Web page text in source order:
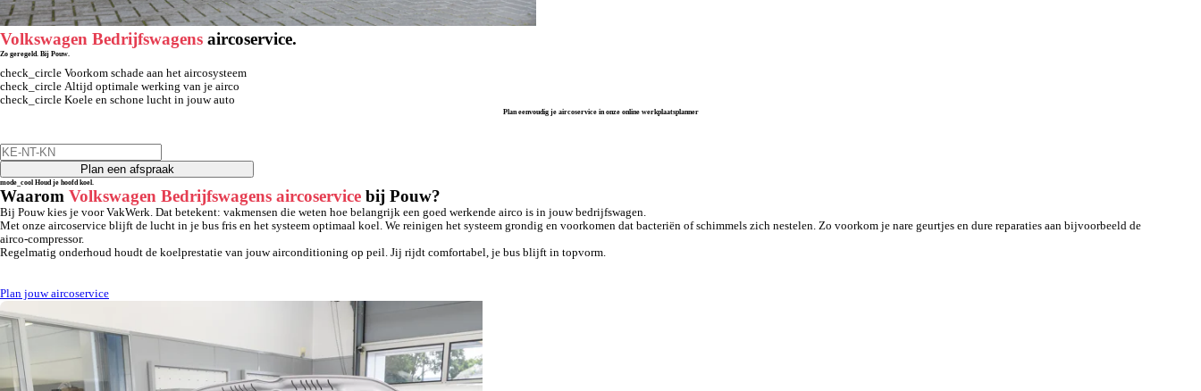
appsGa deze zomer fris en veilig aan het werk
Volkswagen Bedrijfswagens aircoservice.
Zo geregeld. Bij Pouw.
check_circle Voorkom schade aan het aircosysteem
check_circle Altijd optimale werking van je airco
check_circle Koele en schone lucht in jouw auto
Plan eenvoudig je aircoservice in onze online werkplaatsplanner
Plan een afspraak
mode_cool Houd je hoofd koel.
Waarom Volkswagen Bedrijfswagens aircoservice bij Pouw?
Bij Pouw kies je voor VakWerk. Dat betekent: vakmensen die weten hoe belangrijk een goed werkende airco is in jouw bedrijfswagen.
Met onze aircoservice blijft de lucht in je bus fris en het systeem optimaal koel. We reinigen het systeem grondig en voorkomen dat bacteriën of schimmels zich nestelen. Zo voorkom je nare geurtjes en dure reparaties aan bijvoorbeeld de
airco-compressor.
Regelmatig onderhoud houdt de koelprestatie van jouw airconditioning op peil. Jij rijdt comfortabel, je bus blijft in topvorm.
Plan jouw aircoservice